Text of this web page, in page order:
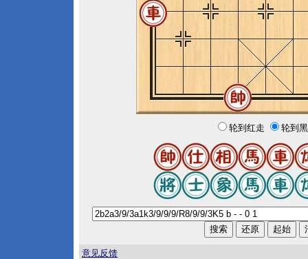
轮到红走 轮到
意见反馈